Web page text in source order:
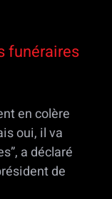
funéraires
en colère
oui, il va
a déclaré
de